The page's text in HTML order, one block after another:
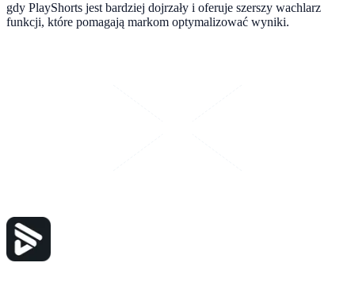
gdy PlayShorts jest bardziej dojrzały i oferuje szerszy wachlarz
funkcji, które pomagają markom optymalizować wyniki.